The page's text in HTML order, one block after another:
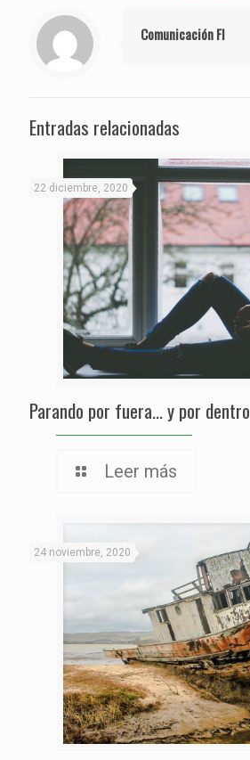
Comunicación FI
Entradas relacionadas
22 diciembre, 2020
Parando por fuera… y por dentro
Leer más
24 noviembre, 2020